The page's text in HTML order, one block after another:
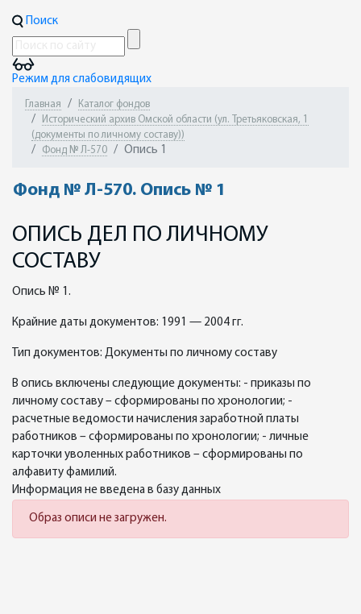
Поиск
Режим для слабовидящих
Главная
Каталог фондов
Исторический архив Омской области (ул. Третьяковская, 1
(документы по личному составу))
Фонд № Л-570
Опись 1
Фонд № Л-570. Опись № 1
ОПИСЬ ДЕЛ ПО ЛИЧНОМУ
СОСТАВУ
Опись № 1.
Крайние даты документов: 1991 — 2004 гг.
Тип документов: Документы по личному составу
В опись включены следующие документы: - приказы по
личному составу – сформированы по хронологии; -
расчетные ведомости начисления заработной платы
работников – сформированы по хронологии; - личные
карточки уволенных работников – сформированы по
алфавиту фамилий.
Информация не введена в базу данных
Образ описи не загружен.